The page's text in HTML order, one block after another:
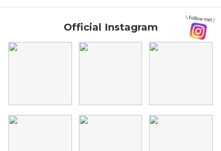
Official Instagram